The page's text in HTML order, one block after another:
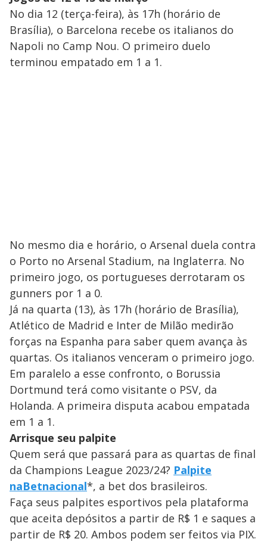
No dia 12 (terça-feira), às 17h (horário de
Brasília), o Barcelona recebe os italianos do
Napoli no Camp Nou. O primeiro duelo
terminou empatado em 1 a 1.
No mesmo dia e horário, o Arsenal duela contra
o Porto no Arsenal Stadium, na Inglaterra. No
primeiro jogo, os portugueses derrotaram os
gunners por 1 a 0.
Já na quarta (13), às 17h (horário de Brasília),
Atlético de Madrid e Inter de Milão medirão
forças na Espanha para saber quem avança às
quartas. Os italianos venceram o primeiro jogo.
Em paralelo a esse confronto, o Borussia
Dortmund terá como visitante o PSV, da
Holanda. A primeira disputa acabou empatada
em 1 a 1.
Arrisque seu palpite
Quem será que passará para as quartas de final
da Champions League 2023/24? Palpite
naBetnacional*, a bet dos brasileiros.
Faça seus palpites esportivos pela plataforma
que aceita depósitos a partir de R$ 1 e saques a
partir de R$ 20. Ambos podem ser feitos via PIX.